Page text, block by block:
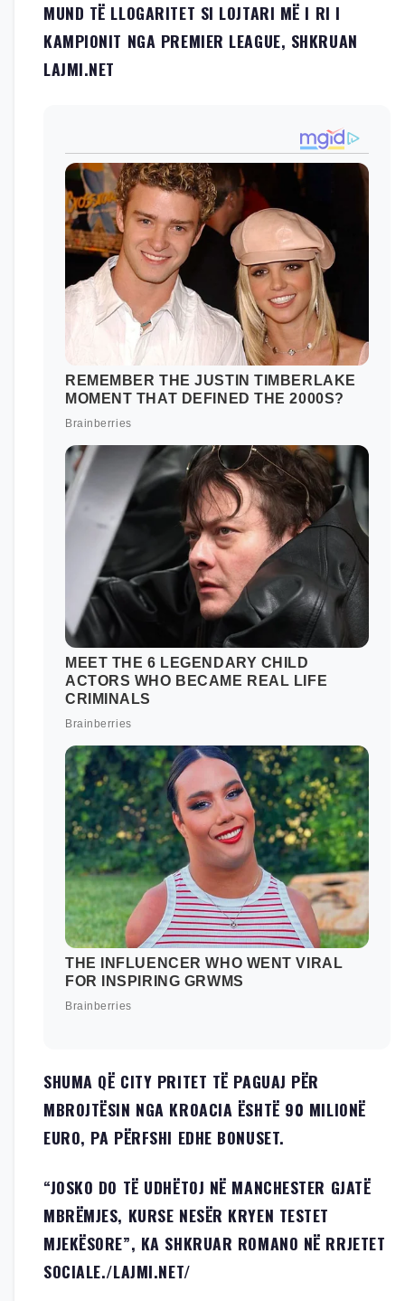
MUND TË LLOGARITET SI LOJTARI MË I RI I
KAMPIONIT NGA PREMIER LEAGUE, SHKRUAN
LAJMI.NET
SHUMA QË CITY PRITET TË PAGUAJ PËR
MBROJTËSIN NGA KROACIA ËSHTË 90 MILIONË
EURO, PA PËRFSHI EDHE BONUSET.
“JOSKO DO TË UDHËTOJ NË MANCHESTER GJATË
MBRËMJES, KURSE NESËR KRYEN TESTET
MJEKËSORE”, KA SHKRUAR ROMANO NË RRJETET
SOCIALE./LAJMI.NET/